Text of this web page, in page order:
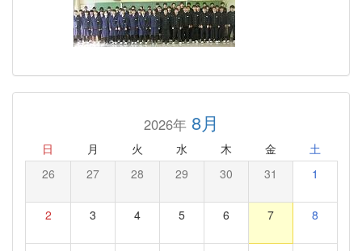
2026年8月
日 月 火 水 木 金 土
26 27 28 29 30 31 1
2 3 4 5 6 7 8